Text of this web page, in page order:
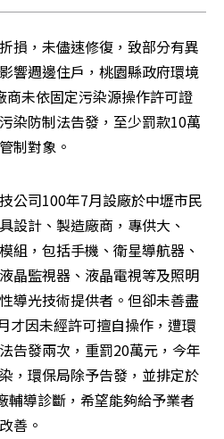
損，未儘速修復，致部分有異
響週邊住戶，桃園縣政府環境
未依固定污染源操作許可證
染防制法告發，至少罰款10萬
制對象。
公司100年7月設廠於中壢市民
設計、製造廠商，專供大、
組，包括手機、衛星導航器、
晶監視器、液晶電視等及照明
導光技術提供者。但卻未善盡
才因未經許可擅自操作，遭環
告發兩次，重罰20萬元，今年
，環保局除予告發，並排定於
輔導診斷，希望能夠給予業者
善。